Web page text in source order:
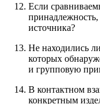
Если
источника?
Не находились
которых
и групповую
В контактном
конкретным